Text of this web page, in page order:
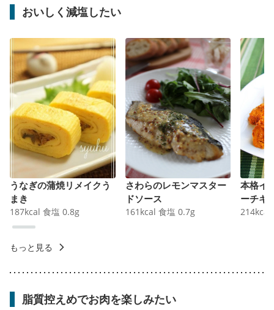
おいしく減塩したい
うなぎの蒲焼リメイクう
まき
187kcal 食塩 0.8g
さわらのレモンマスター
ドソース
161 kcal 食塩 0.7g
本格イ
ーチキ
214kcal
もっと見る
脂質控えめでお肉を楽しみたい